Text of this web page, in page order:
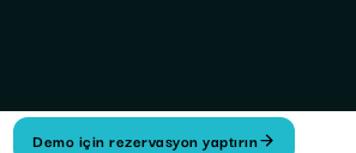
Demo için rezervasyon yaptırın